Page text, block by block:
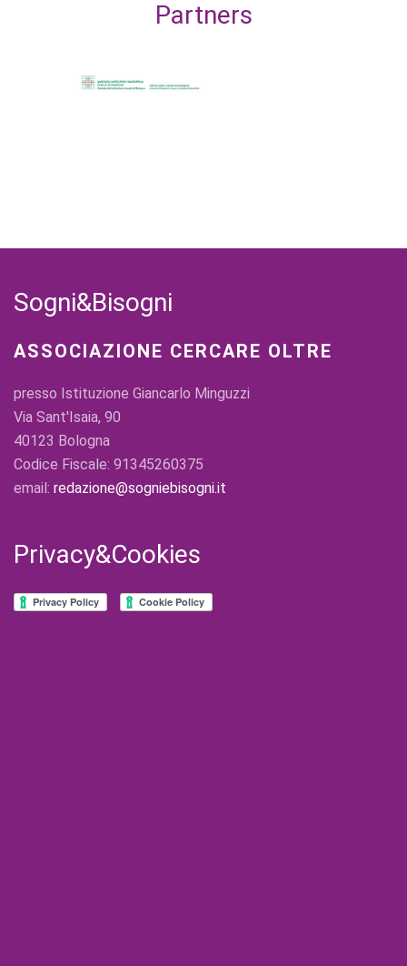
Partners
Sogni&Bisogni
ASSOCIAZIONE CERCARE OLTRE
presso Istituzione Giancarlo Minguzzi
Via Sant'Isaia, 90
40123 Bologna
Codice Fiscale: 91345260375
email: redazione@sogniebisogni.it
Privacy&Cookies